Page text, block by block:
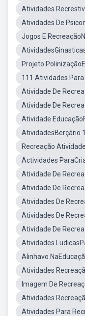
Atividades
Atividades De
Jogos E
Projeto
111 Atividades
Atividade De
Atividade De
Atividade
AtividadesBerçário 1
Recreação
Actividades
Atividade De
Atividade De
Atividades De
Atividades De
Atividade De
Atividades
Alinhavo
Atividades
Imagem De
Atividades
Atividades Para